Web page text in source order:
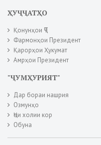
ҲУҶҶАТҲО
Қонунҳои ҶТ
Фармонҳои Президент
Қарорҳои Ҳукумат
Амрҳои Президент
"ҶУМҲУРИЯТ"
Дар бораи нашрия
Озмунҳо
Ҷои холии кор
Обуна